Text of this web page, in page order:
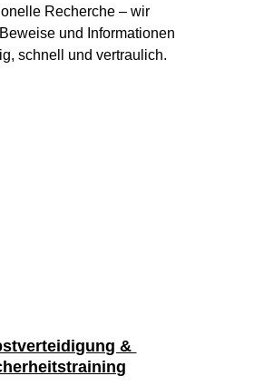
Recherche – wir
und Informationen
schnell und vertraulich.
&